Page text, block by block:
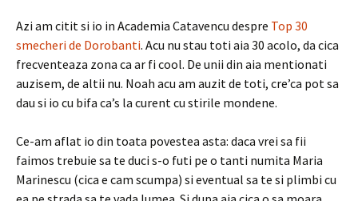
Azi am citit si io in Academia Catavencu despre Top 30
smecheri de Dorobanti. Acu nu stau toti aia 30 acolo, da cica
frecventeaza zona ca ar fi cool. De unii din aia mentionati
auzisem, de altii nu. Noah acu am auzit de toti, cre’ca pot sa
dau si io cu bifa ca’s la curent cu stirile mondene.
Ce-am aflat io din toata povestea asta: daca vrei sa fii
faimos trebuie sa te duci s-o futi pe o tanti numita Maria
Marinescu (cica e cam scumpa) si eventual sa te si plimbi cu